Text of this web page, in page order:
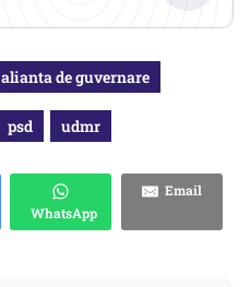
alianta de guvernare
psd udmr
WhatsApp
Email